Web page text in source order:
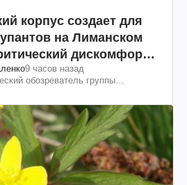
корпус создает для
на Лиманском
дискомфорт:
9 часов назад
обозреватель группы